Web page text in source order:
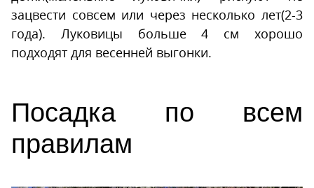
зацвести совсем или через несколько лет(2-3
года). Луковицы больше 4 см хорошо
подходят для весенней выгонки.
Посадка по всем
правилам